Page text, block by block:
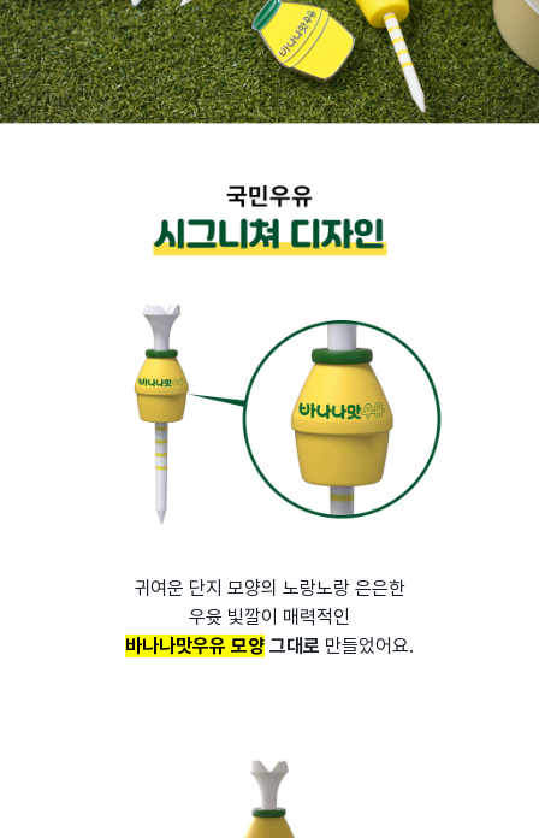
귀여운 단지 모양의 노랑노랑 은은한
우윳 빛깔이 매력적인
바나나맛우유 모양 그대로 만들었어요.